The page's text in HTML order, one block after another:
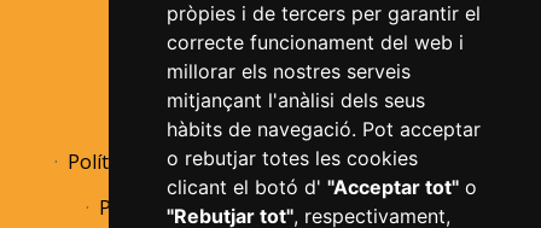
pròpies i de tercers per garantir el
correcte funcionament del web i
millorar els nostres serveis
mitjançant l'anàlisi dels seus
hàbits de navegació. Pot acceptar
o rebutjar totes les cookies
clicant el botó d' "Acceptar tot"o
"Rebutjar tot", respectivament,
Avís legal
Política de privacitat
Política de cookies
Informació bàsica RGPD
Política de devolucions
Accessibilitat